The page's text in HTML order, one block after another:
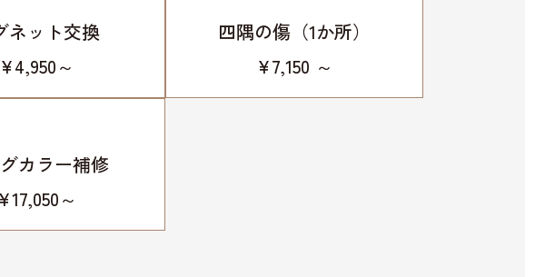
ネット交換
¥4,950～
四隅の傷（1か所）
¥7,150 ～
カラー補修
¥17,050～